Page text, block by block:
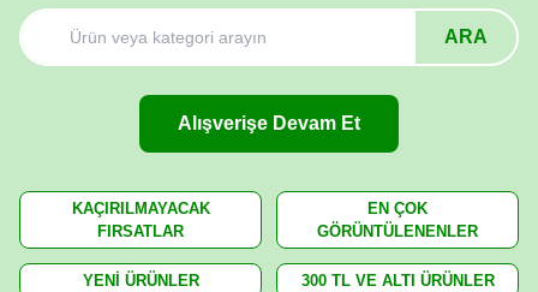
ARA
Alışverişe Devam Et
KAÇIRILMAYACAK
FIRSATLAR
EN ÇOK
GÖRÜNTÜLENENLER
YENİ ÜRÜNLER 300 TL VE ALTI ÜRÜNLER